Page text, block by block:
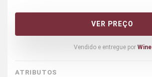
VER PREÇO
Vendido e entregue por Wine
ATRIBUTOS